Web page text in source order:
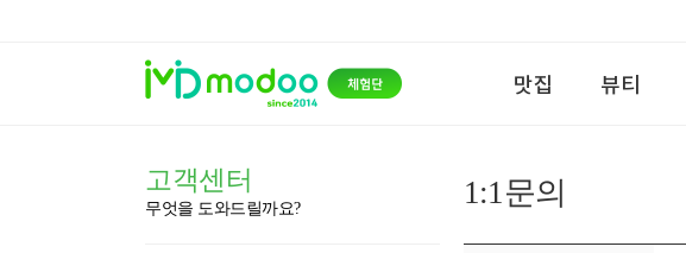
맛집 뷰티
고객센터
무엇을 도와드릴까요? 1:1문의